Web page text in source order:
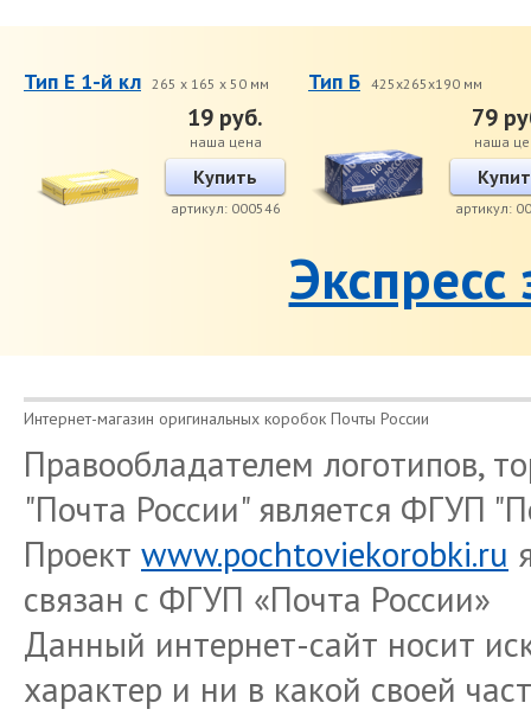
Тип Е 1-й кл 265 x 165 x 50 мм
19 руб.
наша цена
Купить
артикул: 000546
Тип Б 425x265x190 мм
79
наша
артикул:
Экспресс
Интернет-магазин оригинальных коробок Почты России
Правообладателем логотипов,
"Почта России" является ФГУП
Проект www.pochtoviekorobki.ru
связан с ФГУП «Почта России»
Данный интернет-сайт носит
характер и ни в какой своей